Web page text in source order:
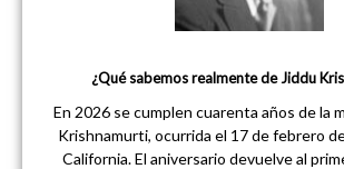
¿Qué sabemos realmente de Jiddu
En 2026 se cumplen cuarenta años de la
Krishnamurti, ocurrida el 17 de febrero
California. El aniversario devuelve al